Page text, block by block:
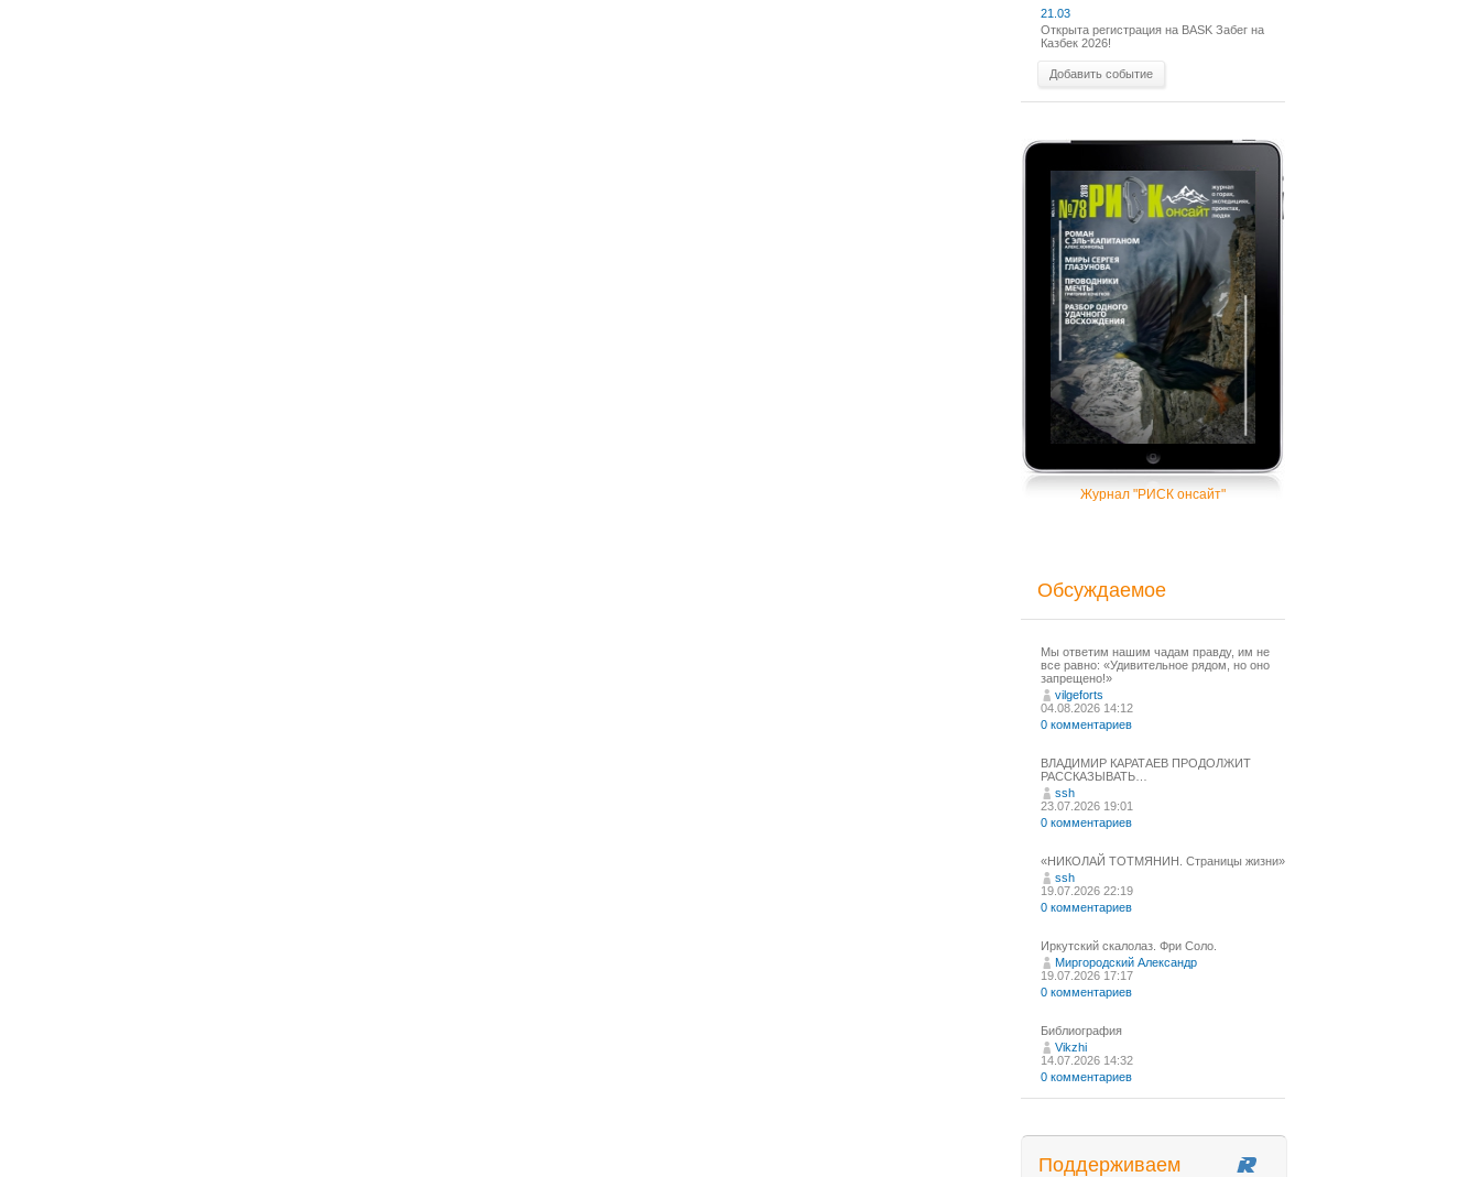
21.03
Открыта регистрация на BASK Забег на
Казбек 2026!
Добавить событие
Журнал "РИСК онсайт"
Обсуждаемое
Мы ответим нашим чадам правду, им не
все равно: «Удивительное рядом, но оно
запрещено!»
vilgeforts
04.08.2026 14:12
0 комментариев
ВЛАДИМИР КАРАТАЕВ ПРОДОЛЖИТ
РАССКАЗЫВАТЬ…
ssh
23.07.2026 19:01
0 комментариев
«НИКОЛАЙ ТОТМЯНИН. Страницы жизни»
ssh
19.07.2026 22:19
0 комментариев
Иркутский скалолаз. Фри Соло.
Миргородский Александр
19.07.2026 17:17
0 комментариев
Библиография
Vikzhi
14.07.2026 14:32
0 комментариев
Поддерживаем